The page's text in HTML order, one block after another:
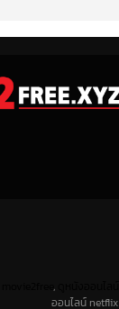
,
ออนไลน์ netflix